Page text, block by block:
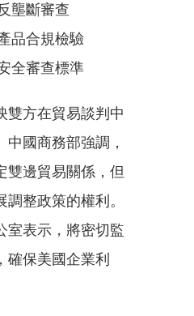
壟斷審查
品合規檢驗
全審查標準
雙方在貿易談判中
國商務部強調，
雙邊貿易關係，但
整政策的權利。
室表示，將密切監
確保美國企業利